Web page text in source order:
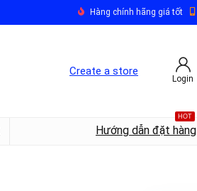
Hàng chính hãng giá tốt
Create a store
Login
HOT
Hướng dẫn đặt hàng